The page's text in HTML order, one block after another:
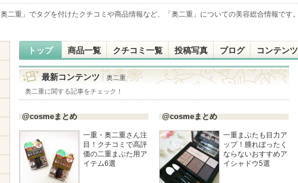
奥二重 」でタグを付けたクチコミや商品情報など、「 奥二重 」についての美容総合情報です。
トップ 商品一覧 クチコミ一覧 投稿写真 ブログ コンテンツ
最新コンテンツ
奥二重
奥二重に関する記事をチェック！
@cosmeまとめ
一重・奥二重さん注
目！クチコミで高評
価の二重まぶた用ア
イテム6選
@cosmeまとめ
一重まぶたも目力ア
ップ！腫れぼったく
ならないおすすめア
イシャドウ5選